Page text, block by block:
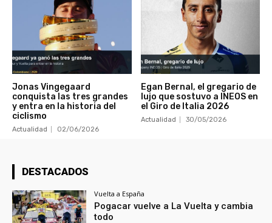
Jonas Vingegaard
conquista las tres grandes
y entra en la historia del
ciclismo
Actualidad 02/06/2026
Egan Bernal, el gregario de
lujo que sostuvo a INEOS en
el Giro de Italia 2026
Actualidad 30/05/2026
DESTACADOS
Vuelta a España
Pogacar vuelve a La Vuelta y cambia
todo